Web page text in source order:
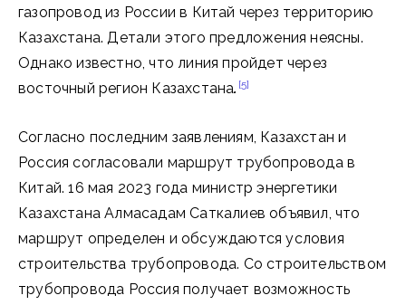
газопровод из России в Китай через территорию
Казахстана. Детали этого предложения неясны.
Однако известно, что линия пройдет через
восточный регион Казахстана. [5]
Согласно последним заявлениям, Казахстан и
Россия согласовали маршрут трубопровода в
Китай. 16 мая 2023 года министр энергетики
Казахстана Алмасадам Саткалиев объявил, что
маршрут определен и обсуждаются условия
строительства трубопровода. Со строительством
трубопровода Россия получает возможность